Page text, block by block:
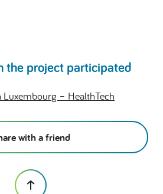
the project participated
Luxembourg – HealthTech
with a friend